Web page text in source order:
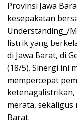
Provinsi Jawa
kesepakatan
Understanding_/
listrik yang
di Jawa Barat, di
(18/5). Sinergi ini
mempercepat
ketenagalistrikan,
merata, sekaligus
Barat.